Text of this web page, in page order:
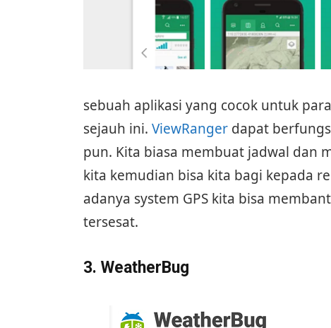
sebuah aplikasi yang cocok untuk
sejauh ini. ViewRangerdapat
pun. Kita biasa membuat jadwal dan
kita kemudian bisa kita bagi kepada
adanya system GPS kita bisa
tersesat.
3. WeatherBug